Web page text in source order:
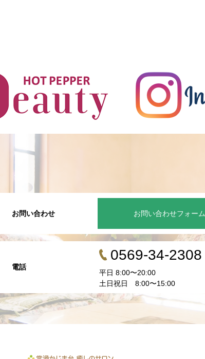
お問い合わせ お問い合わせフォーム
電話
0569-34-2308
平日 8:00〜20:00
土日祝日 8:00〜15:00